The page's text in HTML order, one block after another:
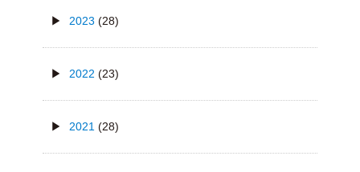
2023 (28)
2022 (23)
2021 (28)